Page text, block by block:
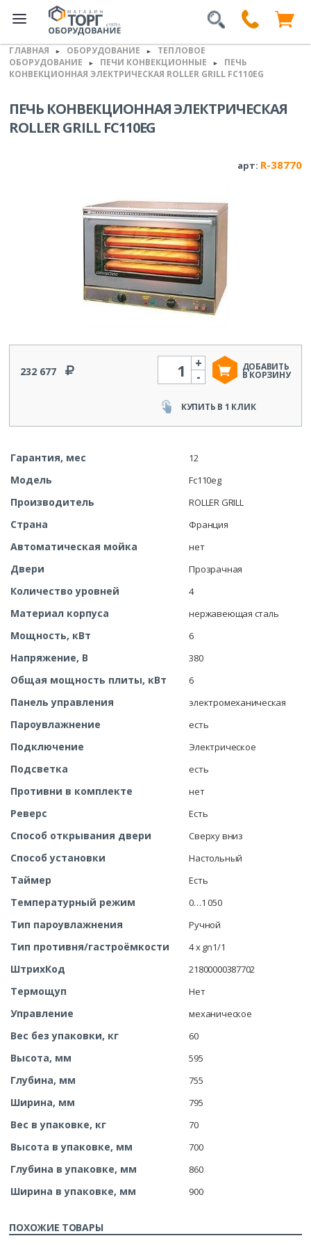
ГЛАВНАЯ ► ОБОРУДОВАНИЕ ►
ТЕПЛОВОЕ
ОБОРУДОВАНИЕ
► ПЕЧИ КОНВЕКЦИОННЫЕ ►
ПЕЧЬ
КОНВЕКЦИОННАЯ ЭЛЕКТРИЧЕСКАЯ ROLLER GRILL FC110EG
ПЕЧЬ КОНВЕКЦИОННАЯ ЭЛЕКТРИЧЕСКАЯ
ROLLER GRILL FC110EG
арт: R-38770
232 677
Количество
-
+ ДОБАВИТЬ
В КОРЗИНУ
КУПИТЬ В 1 КЛИК
Гарантия, мес 12
Модель Fc110eg
Производитель ROLLER GRILL
Страна Франция
Автоматическая мойка нет
Двери Прозрачная
Количество уровней 4
Материал корпуса нержавеющая сталь
Мощность, кВт 6
Напряжение, В 380
Общая мощность плиты, кВт 6
Панель управления электромеханическая
Пароувлажнение есть
Подключение Электрическое
Подсветка есть
Противни в комплекте нет
Реверс Есть
Способ открывания двери Сверху вниз
Способ установки Настольный
Таймер Есть
Температурный режим 0…1 050
Тип пароувлажнения Ручной
Тип противня/гастроёмкости 4 x gn1/1
ШтрихКод 21800000387702
Термощуп Нет
Управление механическое
Вес без упаковки, кг 60
Высота, мм 595
Глубина, мм 755
Ширина, мм 795
Вес в упаковке, кг 70
Высота в упаковке, мм 700
Глубина в упаковке, мм 860
Ширина в упаковке, мм 900
ПОХОЖИЕ ТОВАРЫ